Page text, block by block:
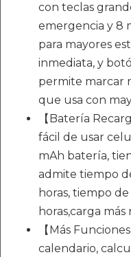
con teclas
emergencia y 8
para mayores
inmediata, y
permite marcar
que usa con
【Batería
fácil de usar
mAh batería,
admite tiempo
horas, tiempo
horas,carga
【Más
calendario,